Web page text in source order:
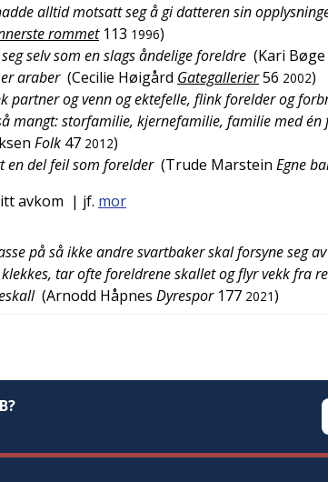
alltid motsatt seg å gi datteren sin
rommet 113 1996)
selv som en slags åndelige foreldre (Kari Bøge
araber (Cecilie Høigård Gategallerier56 2002)
partner og venn og ektefelle, flink forelder og
mangt: storfamilie, kjernefamilie, familie med én
Folk 47 2012)
en del feil som forelder (Trude Marstein Egne
avkom | jf. mor
på så ikke andre svartbaker skal forsyne seg
tar ofte foreldrene skallet og flyr vekk fra
(Arnodd Håpnes Dyrespor 177 2021)